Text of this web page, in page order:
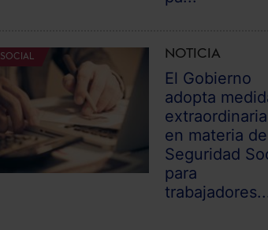
SOCIAL NOTICIA
El Gobierno
adopta
en materia de
Seguridad
para